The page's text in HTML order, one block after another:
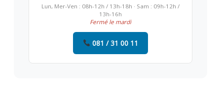
Lun, Mer-Ven : 08h-12h / 13h-18h · Sam : 09h-12h /
13h-16h
Fermé le mardi
081 / 31 00 11